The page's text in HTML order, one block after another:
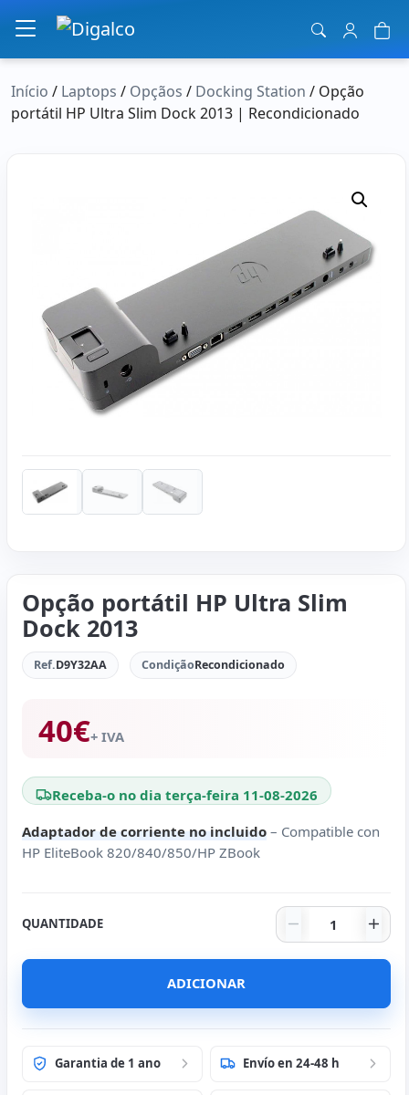
Navegação principal
Início / Laptops / Opçãos / Docking Station / Opção
portátil HP Ultra Slim Dock 2013 | Recondicionado
Opção portátil HP Ultra Slim
Dock 2013
Ref.D9Y32AA CondiçãoRecondicionado
40€+ IVA
Receba-o no dia terça-feira 11-08-2026
Adaptador de corriente no incluido – Compatible con
HP EliteBook 820/840/850/HP ZBook
QUANTIDADE Quantidade
ADICIONAR
Garantia de 1 ano Envío en 24-48 h